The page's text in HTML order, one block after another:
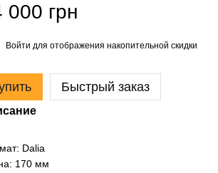
000 грн
Войти для отображения накопительной скидки
Быстрый заказ
Dalia
170 мм